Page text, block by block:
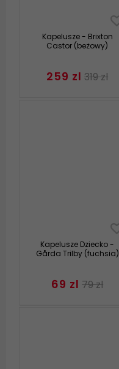
Kapelusze - Brixton
Castor (beżowy)
259 zl 319 zl
Kapelusze Dziecko -
Gårda Trilby (fuchsia)
69 zl 79 zl